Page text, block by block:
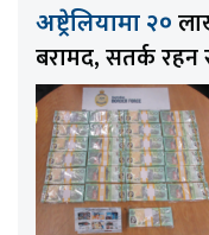
अष्ट्रेलियामा २०
बरामद, सतर्क रहन